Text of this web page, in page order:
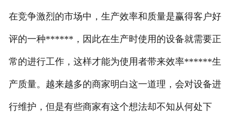
视频中心
压榨机导购图
公司业绩
联系我们
在竞争激烈的市场中，生产效率和质量是赢得客户好
评的一种******，因此在生产时使用的设备就需要正
常的进行工作，这样才能为使用者带来效率******生
产质量。越来越多的商家明白这一道理，会对设备进
行维护，但是有些商家有这个想法却不知从何处下